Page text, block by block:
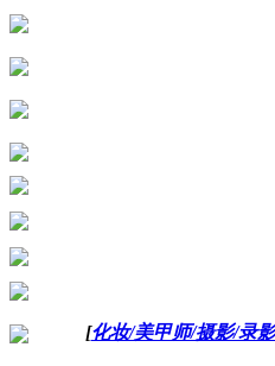
[化妆/美甲师/摄影/录